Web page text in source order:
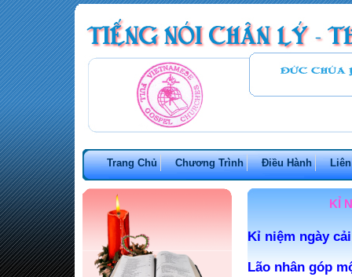
Trang Chủ Chương Trình Điều Hành
KỈ
Kỉ niệm ngày
Lão nhân góp